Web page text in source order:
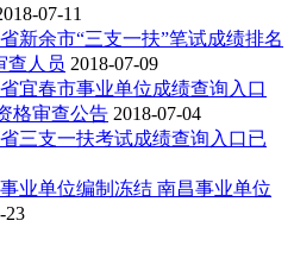
07-11
新余市“三支一扶”笔试成绩排名
查人员 2018-07-09
宜春市事业单位成绩查询入口
格审查公告 2018-07-04
三支一扶考试成绩查询入口已
业单位编制冻结 南昌事业单位
23